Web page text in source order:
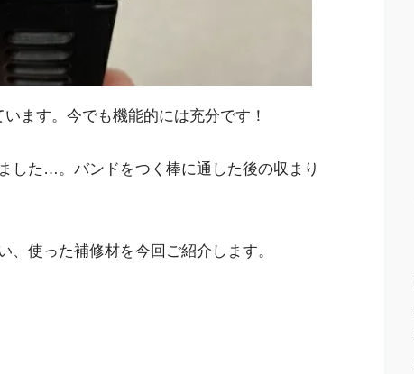
ます。今でも機能的には充分です！
した…。バンドをつく棒に通した後の収まり
使った補修材を今回ご紹介します。